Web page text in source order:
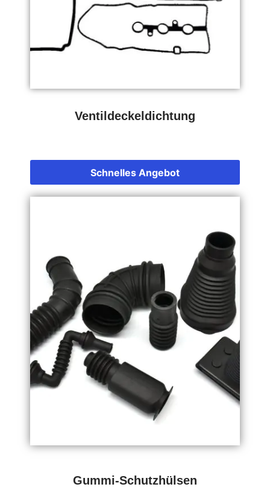
Ventildeckeldichtung
Schnelles Angebot
Gummi-Schutzhülsen